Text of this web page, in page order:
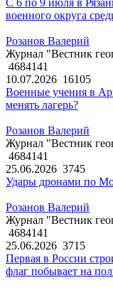
С 6 по 9 июля в
военного округа
Розанов Валерий
Журнал "Вестник
4684141
10.07.2026 16105
Военные учения в
менять лагерь?
Розанов Валерий
Журнал "Вестник
4684141
25.06.2026 3745
Удары дронами по
Розанов Валерий
Журнал "Вестник
4684141
25.06.2026 3715
Первая в России
флаг побывает на